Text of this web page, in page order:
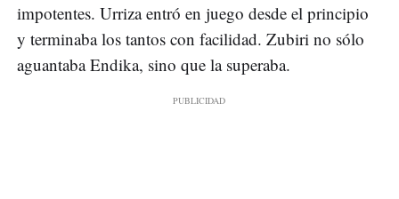
impotentes. Urriza entró en juego desde el principio
y terminaba los tantos con facilidad. Zubiri no sólo
aguantaba Endika, sino que la superaba.